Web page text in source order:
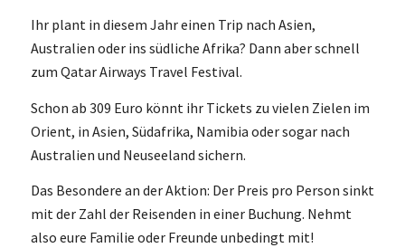
Ihr plant in diesem Jahr einen Trip nach Asien,
Australien oder ins südliche Afrika? Dann aber schnell
zum Qatar Airways Travel Festival.
Schon ab 309 Euro könnt ihr Tickets zu vielen Zielen im
Orient, in Asien, Südafrika, Namibia oder sogar nach
Australien und Neuseeland sichern.
Das Besondere an der Aktion: Der Preis pro Person sinkt
mit der Zahl der Reisenden in einer Buchung. Nehmt
also eure Familie oder Freunde unbedingt mit!